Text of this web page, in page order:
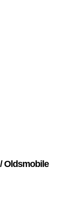
Oldsmobile